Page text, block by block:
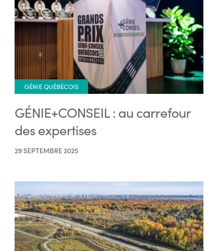
GÉNIE QUÉBÉCOIS
GÉNIE+CONSEIL : au carrefour
des expertises
29 SEPTEMBRE 2025